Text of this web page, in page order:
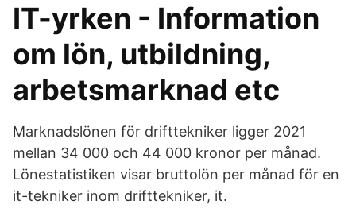
IT-yrken - Information
om lön, utbildning,
arbetsmarknad etc
Marknadslönen för drifttekniker ligger 2021
mellan 34 000 och 44 000 kronor per månad.
Lönestatistiken visar bruttolön per månad för en
it-tekniker inom drifttekniker, it.